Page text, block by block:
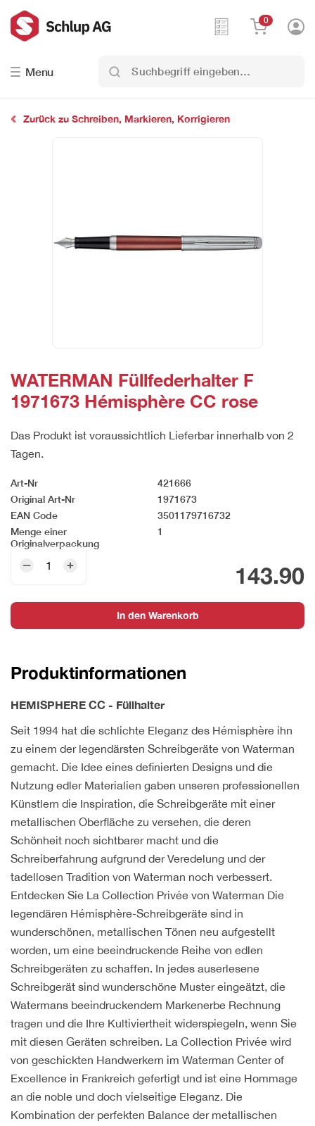
Menu
Suchbegriff
0
Zurück zu Schreiben, Markieren, Korrigieren
WATERMAN Füllfederhalter F
1971673 Hémisphère CC rose
Das Produkt ist voraussichtlich Lieferbar innerhalb von 2
Tagen.
Art-Nr
421666
Original Art-Nr
1971673
EAN Code
3501179716732
Menge einer
Originalverpackung
1
143.90
Füllfederhalter
1971673
Hémisphère
Menge
In den Warenkorb
Produktinformationen
HEMISPHERE CC - Füllhalter
Seit 1994 hat die schlichte Eleganz des Hémisphère ihn
zu einem der legendärsten Schreibgeräte von Waterman
gemacht. Die Idee eines definierten Designs und die
Nutzung edler Materialien gaben unseren professionellen
Künstlern die Inspiration, die Schreibgeräte mit einer
metallischen Oberfläche zu versehen, die deren
Schönheit noch sichtbarer macht und die
Schreiberfahrung aufgrund der Veredelung und der
tadellosen Tradition von Waterman noch verbessert.
Entdecken Sie La Collection Privée von Waterman Die
legendären Hémisphère-Schreibgeräte sind in
wunderschönen, metallischen Tönen neu aufgestellt
worden, um eine beeindruckende Reihe von edlen
Schreibgeräten zu schaffen. In jedes auserlesene
Schreibgerät sind wunderschöne Muster eingeätzt, die
Watermans beeindruckendem Markenerbe Rechnung
tragen und die Ihre Kultiviertheit widerspiegeln, wenn Sie
mit diesen Geräten schreiben. La Collection Privée wird
von geschickten Handwerkern im Waterman Center of
Excellence in Frankreich gefertigt und ist eine Hommage
an die noble und doch vielseitige Eleganz. Die
Kombination der perfekten Balance der metallischen